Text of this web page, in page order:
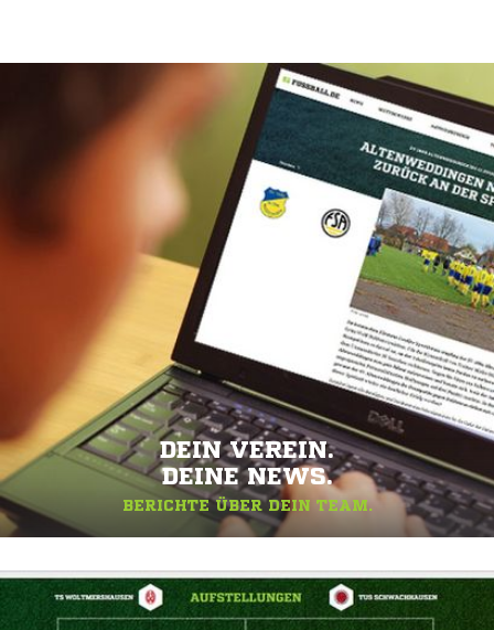
DEIN VEREIN.
DEINE NEWS.
BERICHTE ÜBER DEIN TEAM.